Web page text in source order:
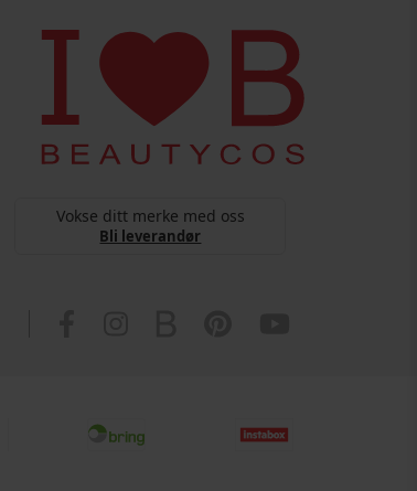
Vokse ditt merke med oss
Bli leverandør